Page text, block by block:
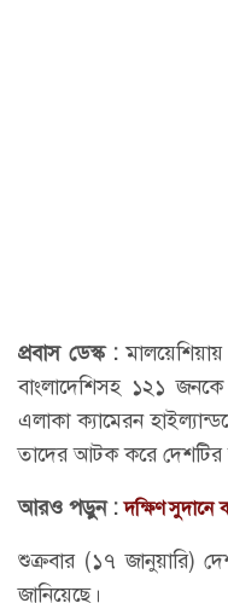
প্রবাস ডেস্ক :
বাংলাদেশিসহ ১২১
এলাকা ক্যামেরন
তাদের আটক করে দেশটির
আরও পড়ুন :দক্ষিণ সুদানে
শুক্রবার (১৭ জানুয়ারি)
জানিয়েছে।